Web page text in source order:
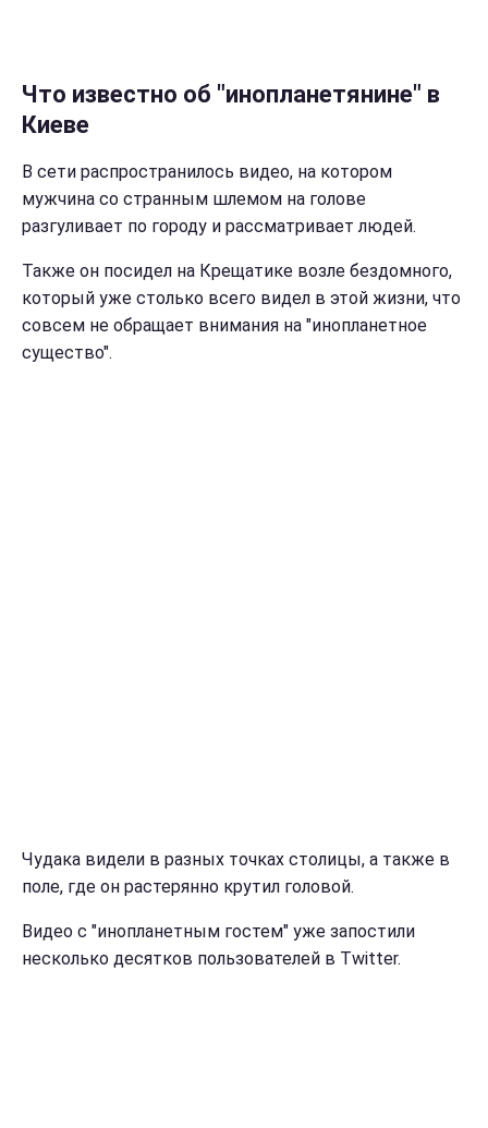
Что известно об "инопланетянине" в
Киеве
В сети распространилось видео, на котором
мужчина со странным шлемом на голове
разгуливает по городу и рассматривает людей.
Также он посидел на Крещатике возле бездомного,
который уже столько всего видел в этой жизни, что
совсем не обращает внимания на "инопланетное
существо".
Чудака видели в разных точках столицы, а также в
поле, где он растерянно крутил головой.
Видео с "инопланетным гостем" уже запостили
несколько десятков пользователей в Twitter.